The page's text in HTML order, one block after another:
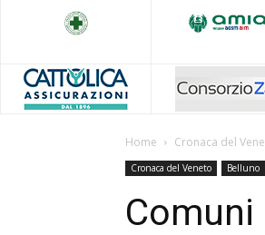
Home Cronaca del
Cronaca del Veneto Belluno
Comuni